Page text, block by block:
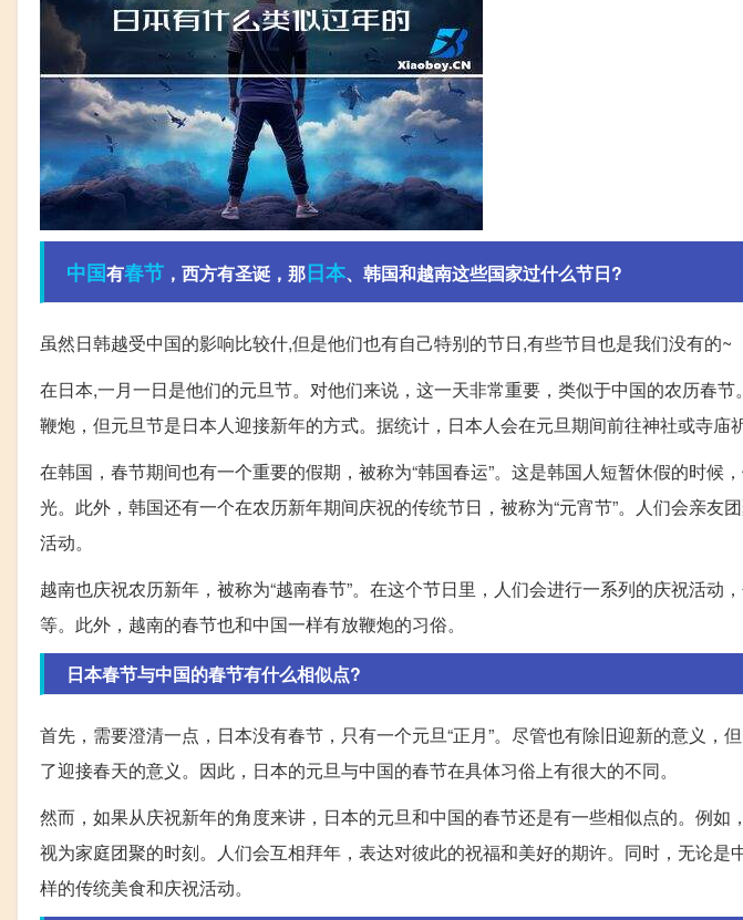
中国有春节 ，西方有圣诞，那日本、韩国和越南这些国家过什么节日?
虽然日韩越受中国的影响比较什,但是他们也有自己特别的节日,有些节目也是我们没有的~
在日本,一月一日是他们的元旦节。对他们来说，这一天非常重要，类似于中国的农历春
鞭炮，但元旦节是日本人迎接新年的方式。据统计，日本人会在元旦期间前往神社或寺庙
在韩国，春节期间也有一个重要的假期，被称为“韩国春运”。这是韩国人短暂休假的时候
光。此外，韩国还有一个在农历新年期间庆祝的传统节日，被称为“元宵节”。人们会亲友
活动。
越南也庆祝农历新年，被称为“越南春节”。在这个节日里，人们会进行一系列的庆祝活动
等。此外，越南的春节也和中国一样有放鞭炮的习俗。
日本春节与中国的春节有什么相似点?
首先，需要澄清一点，日本没有春节，只有一个元旦“正月”。尽管也有除旧迎新的意义，
了迎接春天的意义。因此，日本的元旦与中国的春节在具体习俗上有很大的不同。
然而，如果从庆祝新年的角度来讲，日本的元旦和中国的春节还是有一些相似点的。例如
视为家庭团聚的时刻。人们会互相拜年，表达对彼此的祝福和美好的期许。同时，无论是
样的传统美食和庆祝活动。